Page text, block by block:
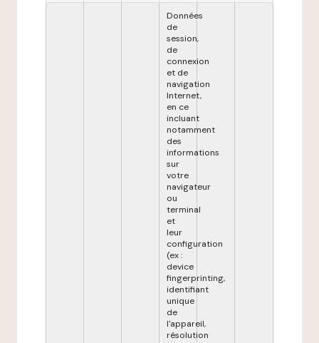
Données
de
session,
de
connexion
et de
navigation
Internet,
en ce
incluant
notamment
des
informations
sur
votre
navigateur
ou
terminal
et
leur
configuration
(ex :
device
fingerprinting,
identifiant
unique
de
l'appareil,
résolution